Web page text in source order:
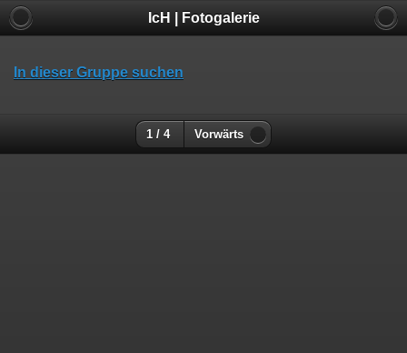
IcH | Fotogalerie
In dieser Gruppe suchen
1 / 4 Vorwärts